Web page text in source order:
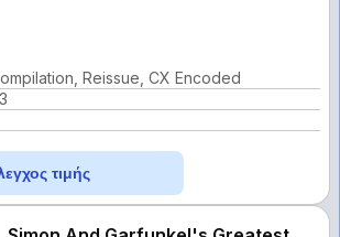
Reissue, CX Encoded
τιμής